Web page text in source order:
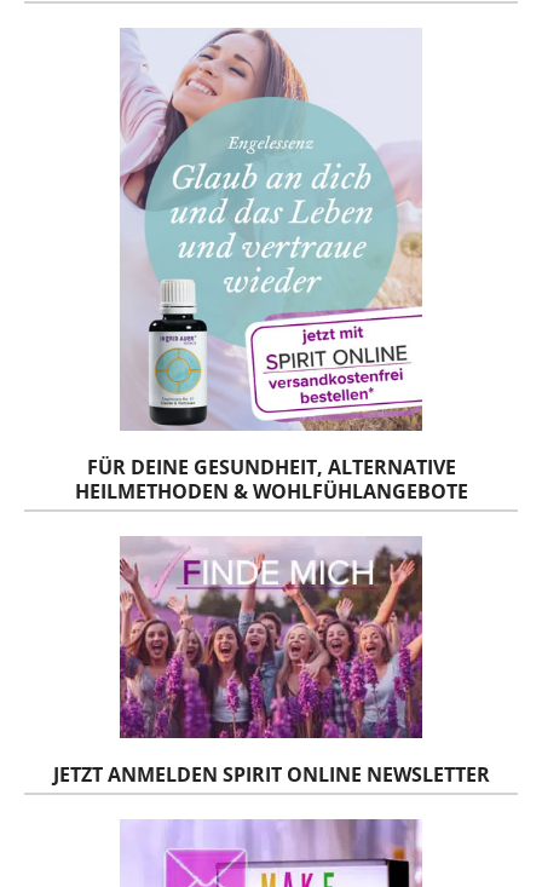
FÜR DEINE GESUNDHEIT, ALTERNATIVE
HEILMETHODEN & WOHLFÜHLANGEBOTE
JETZT ANMELDEN SPIRIT ONLINE NEWSLETTER